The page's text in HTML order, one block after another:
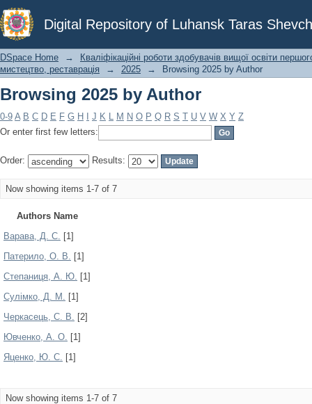
Digital Repository of Luhansk Taras
Browsing 2025 by Author
DSpace Home →
Кваліфікаційні роботи здобувачів вищої освіти
мистецтво, реставрація
→ 2025 → Browsing 2025 by Author
Browsing 2025 by Author
0-9 A B C D E F G H J K L M N O P Q R S T U V W X Y Z
Or enter first few letters:
Order: Results:
Now showing items 1-7 of 7
Authors Name
Варава, Д. С. [1]
Патерило, О. В. [1]
Степаниця, А. Ю. [1]
Сулімко, Д. М. [1]
Черкасець, С. В. [2]
Ювченко, А. О. [1]
Яценко, Ю. С. [1]
Now showing items 1-7 of 7